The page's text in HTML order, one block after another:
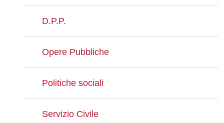
D.P.P.
Opere Pubbliche
Politiche sociali
Servizio Civile